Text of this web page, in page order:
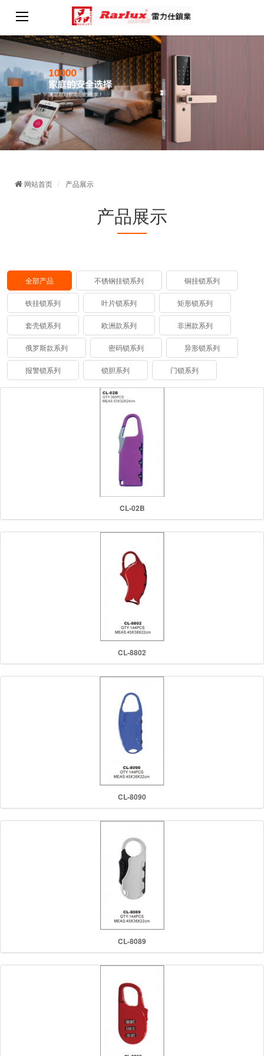
网站首页 产品展示
产品展示
全部产品 不锈钢挂锁系列 铜挂锁系列
铁挂锁系列 叶片锁系列 矩形锁系列
套壳锁系列 欧洲款系列 非洲款系列
俄罗斯款系列 密码锁系列 异形锁系列
报警锁系列 锁胆系列 门锁系列
CL-02B
CL-8802
CL-8090
CL-8089